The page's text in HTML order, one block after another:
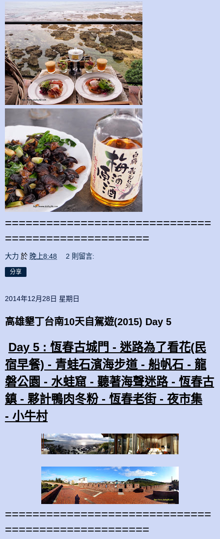
==============================
=====================
大力 於 晚上8:48 2 則留言:
分享
2014年12月28日 星期日
高雄墾丁台南10天自駕遊(2015) Day 5
Day 5 : 恆春古城門 - 迷路為了看花(民
宿早餐) - 青蛙石濱海步道 - 船帆石 - 龍
磐公園 - 水蛙窟 - 聽著海聲迷路 - 恆春古
鎮 - 夥計鴨肉冬粉 - 恆春老街 - 夜市集
- 小牛村
==============================
=====================